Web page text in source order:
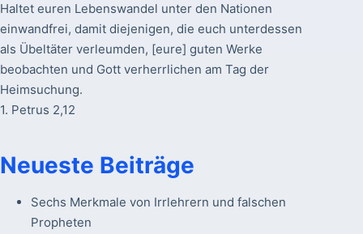
Haltet euren Lebenswandel unter den Nationen
einwandfrei, damit diejenigen, die euch unterdessen
als Übeltäter verleumden, [eure] guten Werke
beobachten und Gott verherrlichen am Tag der
Heimsuchung.
1. Petrus 2,12
Neueste Beiträge
Sechs Merkmale von Irrlehrern und falschen
Propheten